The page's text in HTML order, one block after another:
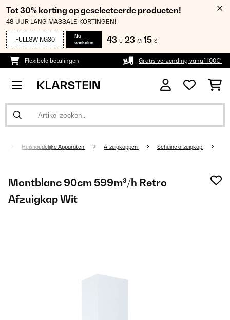
Tot 30% korting op geselecteerde producten!
48 UUR LANG MASSALE KORTINGEN!
FULLSWING30
Nu
winkelen
43 U 23 M 14 S
Flexibele betalingen Gratis verzending vanaf 100€*
Huishoudelijke Apparaten Afzuigkappen Schuine afzuigkap
Montblanc 90cm 599m³/h Retro
Afzuigkap Wit